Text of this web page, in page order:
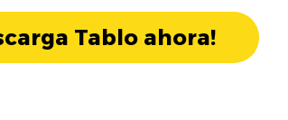
Tablo ahora!